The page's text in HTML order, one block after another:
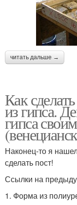
читать дальше →
Как
из гипса.
гипса
Наконец-то я
сделать пост!
Ссылки на
1. Форма из